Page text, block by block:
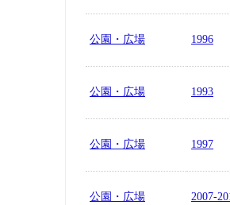
公園・広場 1996
公園・広場 1993
公園・広場 1997
公園・広場 2007-